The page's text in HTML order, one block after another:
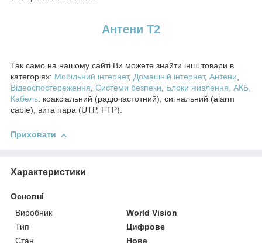
Антени T2
Так само на нашому сайті Ви можете знайти інші товари в
категоріях: Мобільний інтернет, Домашній інтернет, Антени,
Відеоспостереження, Системи безпеки, Блоки живлення, АКБ,
Кабель: коаксіальний (радіочастотний), сигнальний (alarm
cable), вита пара (UTP, FTP).
Приховати
Характеристики
Основні
Виробник
World Vision
Тип
Цифрове
Стан
Нове